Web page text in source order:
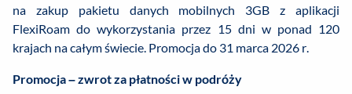
na zakup pakietu danych mobilnych 3GB z aplikacji
FlexiRoam do wykorzystania przez 15 dni w ponad 120
krajach na całym świecie. Promocja do 31 marca 2026 r.
Promocja – zwrot za płatności w podróży